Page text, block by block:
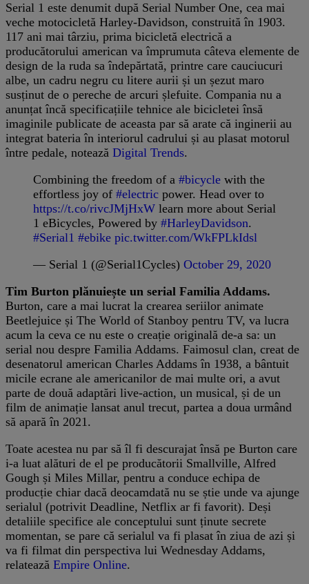
Serial 1 este denumit după Serial Number One, cea mai
veche motocicletă Harley-Davidson, construită în 1903.
117 ani mai târziu, prima bicicletă electrică a
producătorului american va împrumuta câteva elemente de
design de la ruda sa îndepărtată, printre care cauciucuri
albe, un cadru negru cu litere aurii și un șezut maro
susținut de o pereche de arcuri șlefuite. Compania nu a
anunțat încă specificațiile tehnice ale bicicletei însă
imaginile publicate de aceasta par să arate că inginerii au
integrat bateria în interiorul cadrului și au plasat motorul
între pedale, notează Digital Trends.
Combining the freedom of a #bicycle with the
effortless joy of #electric power. Head over to
https://t.co/rivcJMjHxW learn more about Serial
1 eBicycles, Powered by #HarleyDavidson.
#Serial1 #ebike pic.twitter.com/WkFPLkIdsl
— Serial 1 (@Serial1Cycles) October 29, 2020
Tim Burton plănuiește un serial Familia Addams.
Burton, care a mai lucrat la crearea seriilor animate
Beetlejuice și The World of Stanboy pentru TV, va lucra
acum la ceva ce nu este o creație originală de-a sa: un
serial nou despre Familia Addams. Faimosul clan, creat de
desenatorul american Charles Addams în 1938, a bântuit
micile ecrane ale americanilor de mai multe ori, a avut
parte de două adaptări live-action, un musical, și de un
film de animație lansat anul trecut, partea a doua urmând
să apară în 2021.
Toate acestea nu par să îl fi descurajat însă pe Burton care
i-a luat alături de el pe producătorii Smallville, Alfred
Gough și Miles Millar, pentru a conduce echipa de
producție chiar dacă deocamdată nu se știe unde va ajunge
serialul (potrivit Deadline, Netflix ar fi favorit). Deși
detaliile specifice ale conceptului sunt ținute secrete
momentan, se pare că serialul va fi plasat în ziua de azi și
va fi filmat din perspectiva lui Wednesday Addams,
relatează Empire Online.